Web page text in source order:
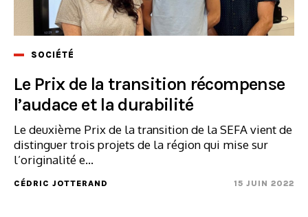
SOCIÉTÉ
Le Prix de la transition récompense
l’audace et la durabilité
Le deuxième Prix de la transition de la SEFA vient de
distinguer trois projets de la région qui mise sur
l’originalité e...
CÉDRIC JOTTERAND 15 JUIN 2022